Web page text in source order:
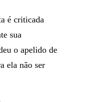
é criticada
sua
o apelido de
ela não ser